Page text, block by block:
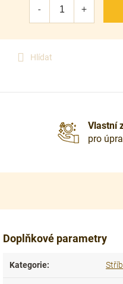
Hlídat
Vlastní
pro
Doplňkové parametry
Kategorie: